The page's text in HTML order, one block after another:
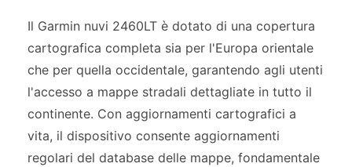
Il Garmin nuvi 2460LT è dotato di una copertura
cartografica completa sia per l'Europa orientale
che per quella occidentale, garantendo agli utenti
l'accesso a mappe stradali dettagliate in tutto il
continente. Con aggiornamenti cartografici a
vita, il dispositivo consente aggiornamenti
regolari del database delle mappe, fondamentale